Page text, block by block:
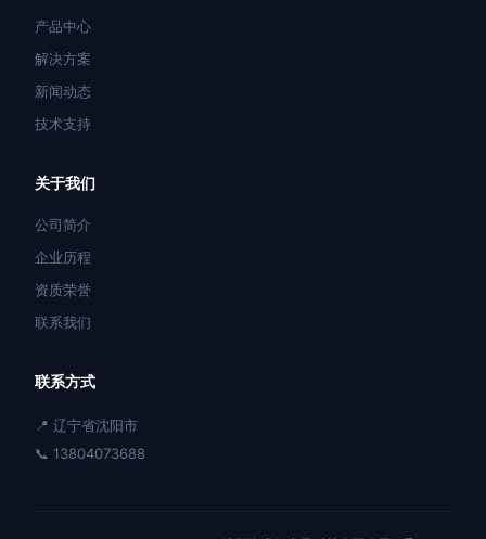
产品中心
解决方案
新闻动态
技术支持
关于我们
公司简介
企业历程
资质荣誉
联系我们
联系方式
📍 辽宁省沈阳市
📞 13804073688